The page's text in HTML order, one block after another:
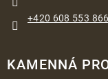
+420 608 553 866
KAMENNÁ